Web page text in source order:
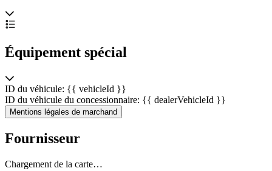
Équipement spécial
ID du véhicule: {{ vehicleId }}
ID du véhicule du concessionnaire: {{ dealerVehicleId }}
Mentions légales de marchand
Fournisseur
Chargement de la carte…